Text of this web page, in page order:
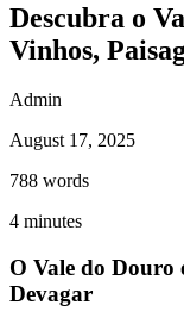
Caminho de
Descubra o
Vinhos,
Admin
August 17, 2025
788 words
4 minutes
O Vale do Douro
Devagar